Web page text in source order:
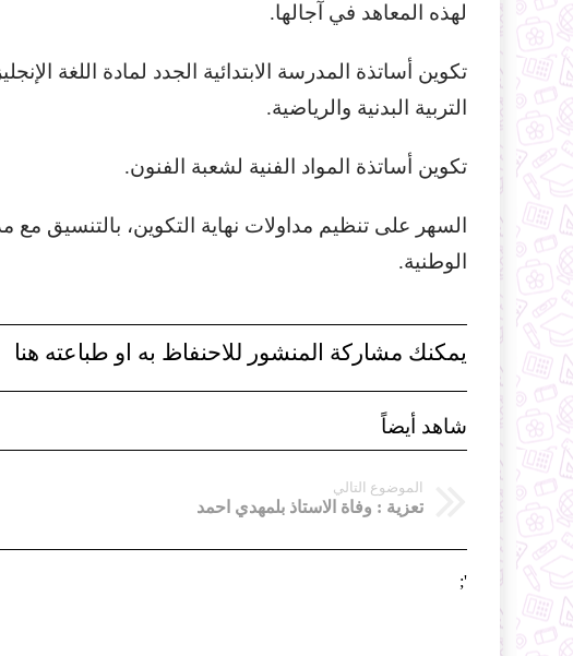
لهذه المعاهد في آجالها.
تكوين أساتذة المدرسة الابتدائية الجدد لمادة اللغة
التربية البدنية والرياضية.
تكوين أساتذة المواد الفنية لشعبة الفنون.
السهر على تنظيم مداولات نهاية التكوين، بالتنسيق
الوطنية.
يمكنك مشاركة المنشور للاحنفاظ به او طباعته هنا
شاهد أيضاً
الموضوع التالي
تعزية : وفاة الاستاذ بلمهدي احمد
';